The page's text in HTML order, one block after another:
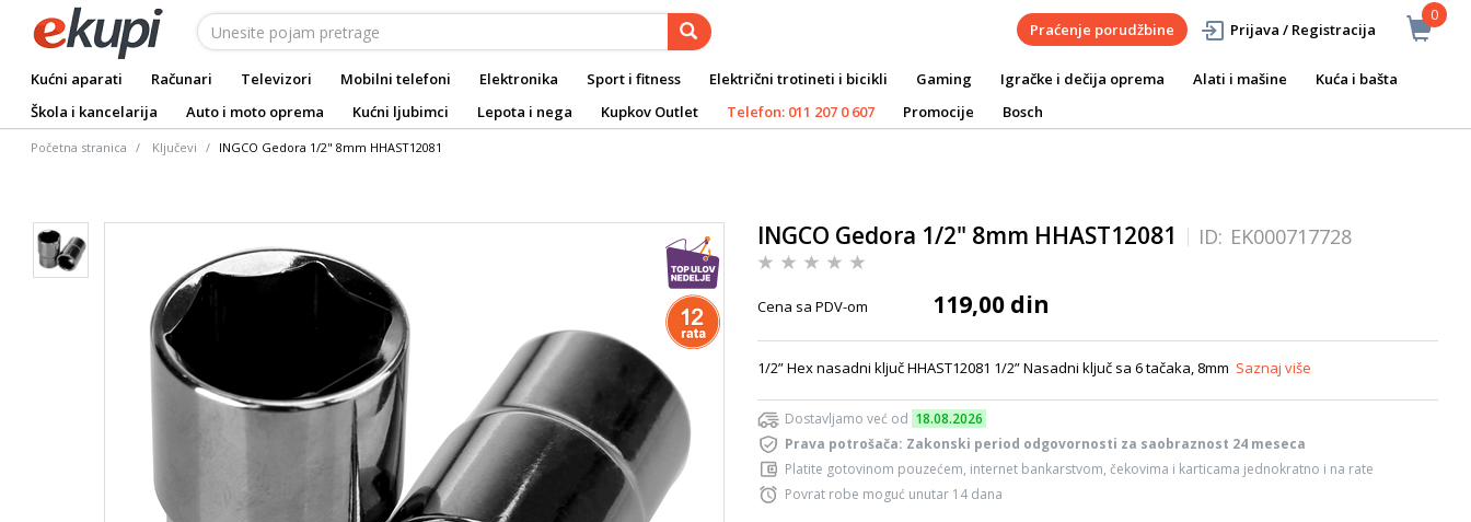
0
Praćenje porudžbine Prijava / Registracija
Kućni aparati Računari Televizori Mobilni telefoni Elektronika Sport i fitness Električni trotineti i bicikli Gaming Igračke i dečija oprema Alati i mašine
Kuća i bašta
Škola i kancelarija
Auto i moto oprema Kućni ljubimci Lepota i nega Kupkov Outlet Telefon: 011 207 0 607 Promocije Bosch
Početna stranica Ključevi INGCO Gedora 1/2" 8mm HHAST12081
INGCO Gedora 1/2" 8mm HHAST12081 ID: EK000717728
Cena sa PDV-om 119,00 din
1/2” Hex nasadni ključ HHAST12081 1/2” Nasadni ključ sa 6 tačaka, 8mm Saznaj više
Dostavljamo već od 18.08.2026
Prava potrošača: Zakonski period odgovornosti za saobraznost 24 meseca
Platite gotovinom pouzećem, internet bankarstvom, čekovima i karticama jednokratno i na rate
Povrat robe moguć unutar 14 dana